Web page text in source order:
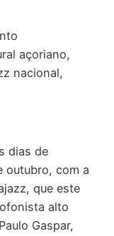
açoriano,
nacional,
dias de
outubro, com a
que este
alto
Gaspar,